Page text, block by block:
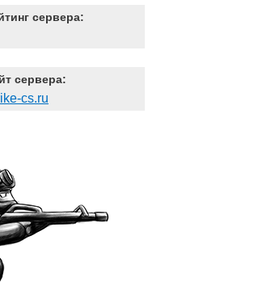
сервера:
сервера:
cs.ru